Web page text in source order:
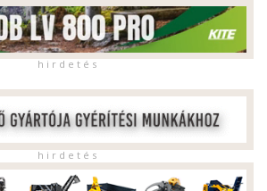
h i r d e t é s
h i r d e t é s